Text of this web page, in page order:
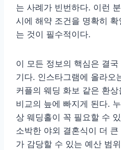
는 사례가 빈번하다. 이런
시에 해약 조건을 명확히
는 것이 필수적이다.
이 모든 정보의 핵심은 결
기다. 인스타그램에 올라오
커플의 웨딩 화보 같은 환
비교의 늪에 빠지게 된다.
상 웨딩홀이 꼭 필요할 수
소박한 야외 결혼식이 더
가 감당할 수 있는 예산 범